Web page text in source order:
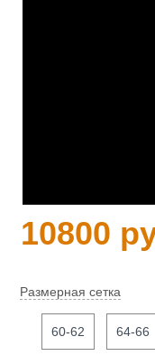
10800
Размерная сетка
60-62 64-66